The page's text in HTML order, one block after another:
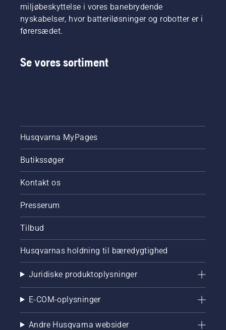
miljøbeskyttelse i vores banebrydende
nyskabelser, hvor batteriløsninger og robotter er i
førersædet.
Se vores sortiment
Husqvarna MyPages
Butikssøger
Kontakt os
Presserum
Tilbud
Husqvarnas holdning til bæredygtighed
Juridiske produktoplysninger
E-COM-oplysninger
Andre Husqvarna websider